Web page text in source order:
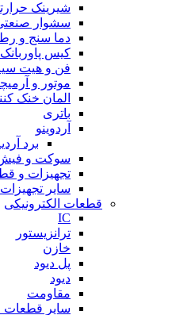
شیرینک
سشوار
دما سنج و
کیس پاوربانک
فن و هیت
موتور و
المان خنک
باتری
آردوینو
برد
سوکت و فیش
تجهیزات و
سایر
قطعات الکترونیکی
IC
ترانزیستور
خازن
پل دیود
دیود
مقاومت
سایر قطعات